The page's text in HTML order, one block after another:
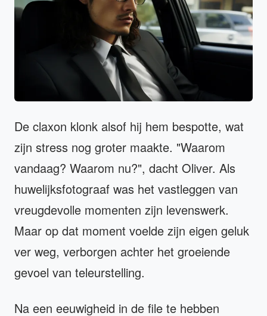
De claxon klonk alsof hij hem bespotte, wat
zijn stress nog groter maakte. "Waarom
vandaag? Waarom nu?", dacht Oliver. Als
huwelijksfotograaf was het vastleggen van
vreugdevolle momenten zijn levenswerk.
Maar op dat moment voelde zijn eigen geluk
ver weg, verborgen achter het groeiende
gevoel van teleurstelling.
Na een eeuwigheid in de file te hebben